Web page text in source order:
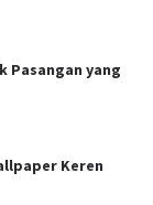
Pasangan yang
Keren